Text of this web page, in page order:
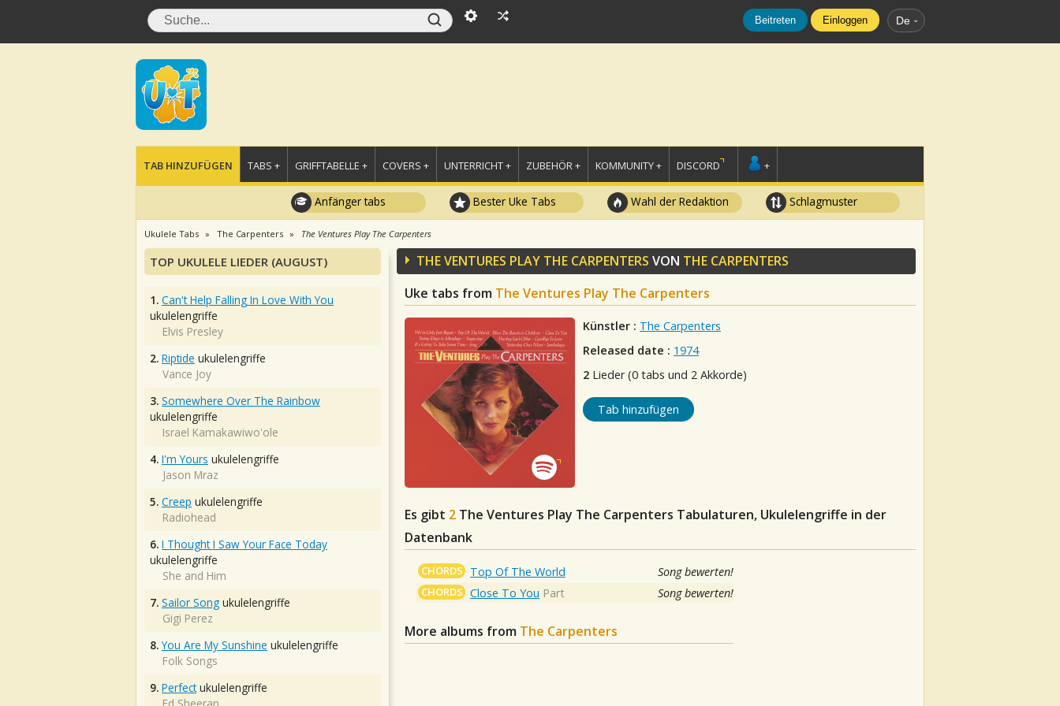
Beitreten Einloggen De
TAB HINZUFÜGEN TABS + GRIFFTABELLE + COVERS + UNTERRICHT + ZUBEHÖR + KOMMUNITY + DISCORD +
Anfänger tabs Bester Uke Tabs Wahl der Redaktion Schlagmuster
Ukulele Tabs The Carpenters The Ventures Play The Carpenters
THE VENTURES PLAY THE CARPENTERS VON THE CARPENTERS
Uke tabs from The Ventures Play The Carpenters
Künstler : The Carpenters
Released date : 1974
2 Lieder (0 tabs und 2 Akkorde)
Tab hinzufügen
Es gibt 2 The Ventures Play The Carpenters Tabulaturen, Ukulelengriffe in der
Datenbank
CHORDS Top Of The World Song bewerten!
CHORDS Close To You Part Song bewerten!
More albums from The Carpenters
TOP UKULELE LIEDER (AUGUST)
1. Can't Help Falling In Love With You
ukulelengriffe
Elvis Presley
2. Riptide ukulelengriffe
Vance Joy
3. Somewhere Over The Rainbow
ukulelengriffe
Israel Kamakawiwo'ole
4. I'm Yours ukulelengriffe
Jason Mraz
5. Creep ukulelengriffe
Radiohead
6. I Thought I Saw Your Face Today
ukulelengriffe
She and Him
7. Sailor Song ukulelengriffe
Gigi Perez
8. You Are My Sunshine ukulelengriffe
Folk Songs
9. Perfectukulelengriffe